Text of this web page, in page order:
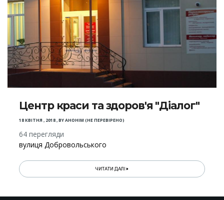
Центр краси та здоров'я "Діалог"
18 КВІТНЯ , 2018,BYАНОНІМ (НЕ ПЕРЕВІРЕНО)
64 перегляди
вулиця Добровольського
ЧИТАТИ ДАЛІ